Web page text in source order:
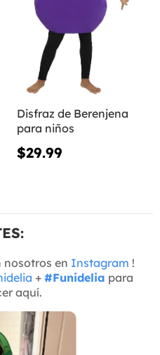
Disfraz de Berenjena
para niños
$29.99
nosotros en Instagram !
+ #Funidelia para
aquí.